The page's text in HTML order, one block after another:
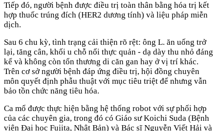
Tiếp đó, người bệnh được điều trị toàn thân bằng hóa trị kết
hợp thuốc trúng đích (HER2 dương tính) và liệu pháp miễn
dịch.
Sau 6 chu kỳ, tình trạng cải thiện rõ rệt: ông L. ăn uống trở
lại, tăng cân, khối u chỗ nối thực quản - dạ dày thu nhỏ đáng
kể và không còn tổn thương di căn gan hay ở vị trí khác.
Trên cơ sở người bệnh đáp ứng điều trị, hội đồng chuyên
môn quyết định phẫu thuật với mục tiêu triệt để nhưng vẫn
bảo tồn chức năng tiêu hóa.
Ca mổ được thực hiện bằng hệ thống robot với sự phối hợp
của các chuyên gia, trong đó có Giáo sư Koichi Suda (Bệnh
viện Đại học Fujita, Nhật Bản) và Bác sĩ Nguyễn Viết Hải và